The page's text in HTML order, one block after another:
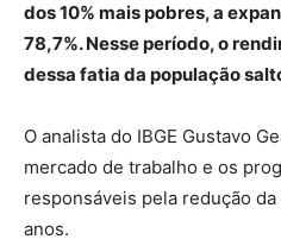
dos 10% mais pobres, a
78,7%. Nesse período, o
dessa fatia da população
O analista do IBGE Gustavo
mercado de trabalho e os
responsáveis pela redução
anos.